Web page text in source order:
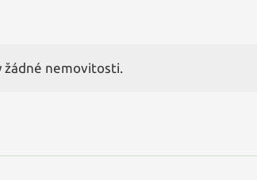
žádné nemovitosti.